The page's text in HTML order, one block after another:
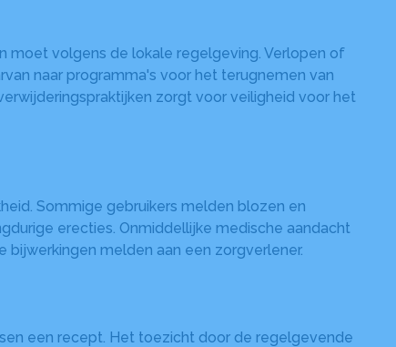
moet volgens de lokale regelgeving. Verlopen of
naar programma's voor het terugnemen van
zorgt voor veiligheid voor het
Sommige gebruikers melden blozen en
erecties. Onmiddellijke medische aandacht
melden aan een zorgverlener.
een recept. Het toezicht door de regelgevende